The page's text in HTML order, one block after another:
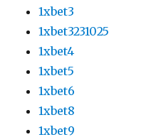
1xbet3
1xbet3231025
1xbet4
1xbet5
1xbet6
1xbet8
1xbet9